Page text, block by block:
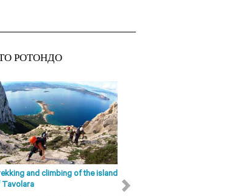
места Ольбия-
Сан
- это последний
(Olbia),
находится в 18
от центра. В...
РОТОНДО
and climbing of the island
Tavolara